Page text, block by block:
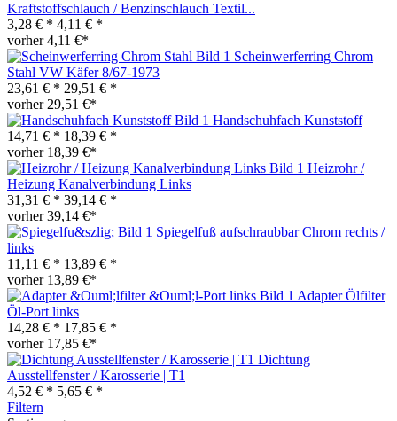
Kraftstoffschlauch / Benzinschlauch Textil...
3,28 € * 4,11 € *
vorher 4,11 €*
Scheinwerferring Chrom
Stahl VW Käfer 8/67-1973
23,61 € * 29,51 € *
vorher 29,51 €*
Handschuhfach Kunststoff
14,71 € * 18,39 € *
vorher 18,39 €*
Heizrohr /
Heizung Kanalverbindung Links
31,31 € * 39,14 € *
vorher 39,14 €*
Spiegelfuß aufschraubbar Chrom rechts /
links
11,11 € * 13,89 € *
vorher 13,89 €*
Adapter Ölfilter
Öl-Port links
14,28 € * 17,85 € *
vorher 17,85 €*
Dichtung
Ausstellfenster / Karosserie | T1
4,52 € * 5,65 € *
Filtern